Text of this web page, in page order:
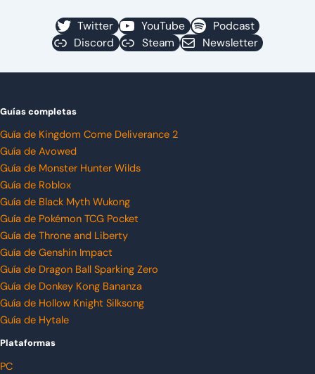
Twitter YouTube
Podcast
Discord
Steam Newsletter
Guías completas
Guía de Kingdom Come Deliverance 2
Guía de Avowed
Guía de Monster Hunter Wilds
Guía de Roblox
Guía de Black Myth Wukong
Guía de Pokémon TCG Pocket
Guía de Throne and Liberty
Guía de Genshin Impact
Guía de Dragon Ball Sparking Zero
Guía de Donkey Kong Bananza
Guía de Hollow Knight Silksong
Guía de Hytale
Plataformas
PC